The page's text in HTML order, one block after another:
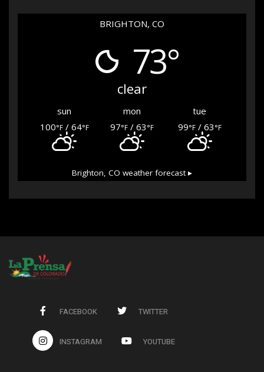
BRIGHTON, CO
73°
clear
sun mon
tue
100°F/ 64°F 97°F/ 63°F 99°F/ 63°F
Brighton, CO weather forecast ▸
FACEBOOK TWITTER
INSTAGRAM YOUTUBE